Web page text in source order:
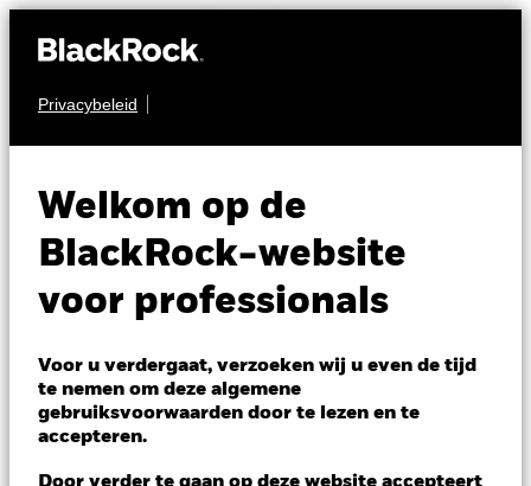
Privacybeleid
Welkom op de
BlackRock-website
voor professionals
Voor u verdergaat, verzoeken wij u even de tijd
te nemen om deze algemene
gebruiksvoorwaarden door te lezen en te
accepteren.
MULTI-ASSET
Fund
NAV per 06/aug/2026
CHF 125,68